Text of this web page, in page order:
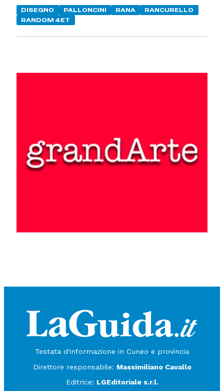
DISEGNO PALLONCINI RANA
RANCURELLO
RANDOM 4ET
Testata d'informazione in Cuneo e provincia
Direttore responsabile: Massimiliano Cavallo
Editrice: LGEditoriale s.r.l.